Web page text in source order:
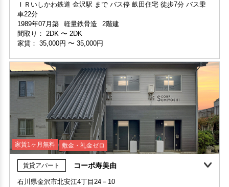
部屋号数 201号室
家賃 25,000円・共益費 3,000円
階数 2階
間取り 1K・専有面積 19.83㎡
敷金 - ・礼金 -
保証人不要・代行
ＩＲいしかわ鉄道 金沢駅 まで バス停 畝田住宅 徒歩7分 バス乗
車22分
1989年07月築
軽量鉄骨造
2階建
間取り： 2DK 〜 2DK
家賃： 35,000円 〜 35,000円
家賃1ヶ月無料 敷金・礼金ゼロ
家賃1ヶ月無料 敷金・礼金ゼロ
賃貸アパート コーポ寿美由
石川県金沢市北安江4丁目24－10